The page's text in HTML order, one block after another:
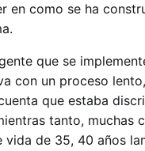
en como se ha
que se
con un proceso
que estaba
tanto, muchas
de 35, 40 años